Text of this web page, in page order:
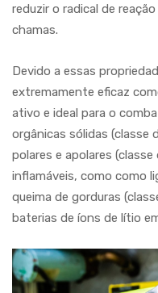
reduzir o radical de
chamas.
Devido a essas
extremamente eficaz
ativo e ideal para o
orgânicas sólidas (classe
polares e apolares
inflamáveis, como como
queima de gorduras
baterias de íons de lítio